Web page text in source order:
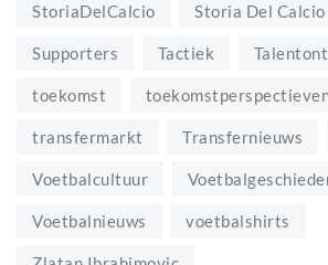
StoriaDelCalcio Storia Del Calcio
Supporters Tactiek
toekomst
transfermarkt Transfernieuws
Voetbalcultuur
Voetbalnieuws voetbalshirts